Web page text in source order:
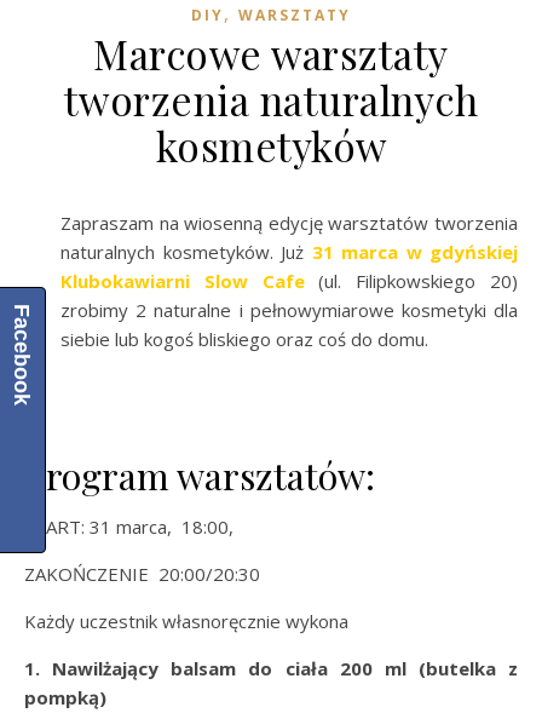
DIY, WARSZTATY
Marcowe warsztaty
tworzenia naturalnych
kosmetyków
Zapraszam na wiosenną edycję warsztatów tworzenia
naturalnych kosmetyków. Już 31 marca w gdyńskiej
Klubokawiarni Slow Cafe(ul. Filipkowskiego 20)
zrobimy 2 naturalne i pełnowymiarowe kosmetyki dla
siebie lub kogoś bliskiego oraz coś do domu.
Program warsztatów:
START: 31 marca, 18:00,
ZAKOŃCZENIE 20:00/20:30
Każdy uczestnik własnoręcznie wykona
1. Nawilżający balsam do ciała 200 ml (butelka z
pompką)
Facebook